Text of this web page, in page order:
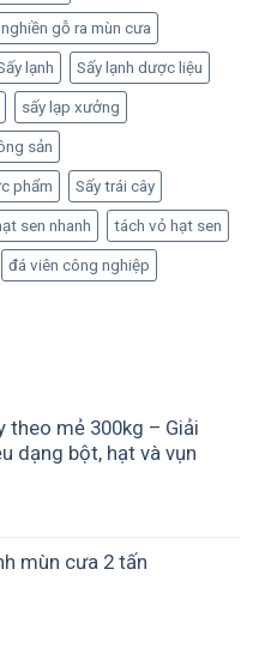
nghiền gỗ ra mùn cưa
lạnh Sấy lạnh dược liệu
sấy lạp xưởng
sản
phẩm Sấy trái cây
sen nhanh tách vỏ hạt sen
đá viên công nghiệp
theo mẻ 300kg – Giải
dạng bột, hạt và vụn
₫.
mùn cưa 2 tấn